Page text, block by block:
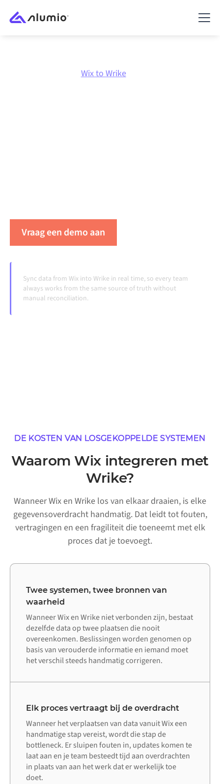
Wix to Wrike
Vraag een demo aan
Sync data from Wix into Wrike in real time, so every team
always works from the same source of truth without
manual reconciliation.
DE KOSTEN VAN LOSGEKOPPELDE SYSTEMEN
Waarom Wix integreren met
Wrike?
Wanneer Wix en Wrike los van elkaar draaien, is elke
gegevensoverdracht handmatig. Dat leidt tot fouten,
vertragingen en een fragiliteit die toeneemt met elk
proces dat je toevoegt.
Twee systemen, twee bronnen van
waarheid
Wanneer Wix en Wrike niet verbonden zijn, bestaat
dezelfde data op twee plaatsen die nooit
overeenkomen. Beslissingen worden genomen op
basis van verouderde informatie en iemand moet
het verschil steeds handmatig corrigeren.
Elk proces vertraagt bij de overdracht
Wanneer het verplaatsen van data vanuit Wix een
handmatige stap vereist, wordt die stap de
bottleneck. Er sluipen fouten in, updates komen te
laat aan en je team besteedt tijd aan overdrachten
in plaats van aan het werk dat er werkelijk toe
doet.